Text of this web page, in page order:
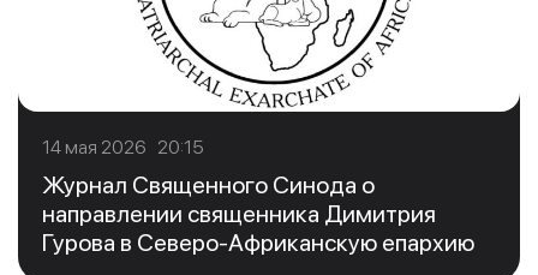
14 мая 2026 20:15
Журнал Священного Синода о
направлении священника Димитрия
Гурова в Северо-Африканскую епархию